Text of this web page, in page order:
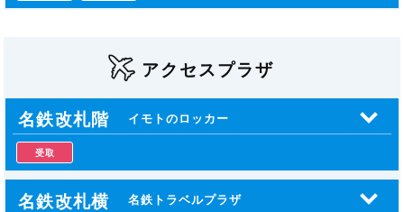
アクセスプラザ
名鉄改札階 イモトのロッカー
受取
名鉄改札横 名鉄トラベルプラザ